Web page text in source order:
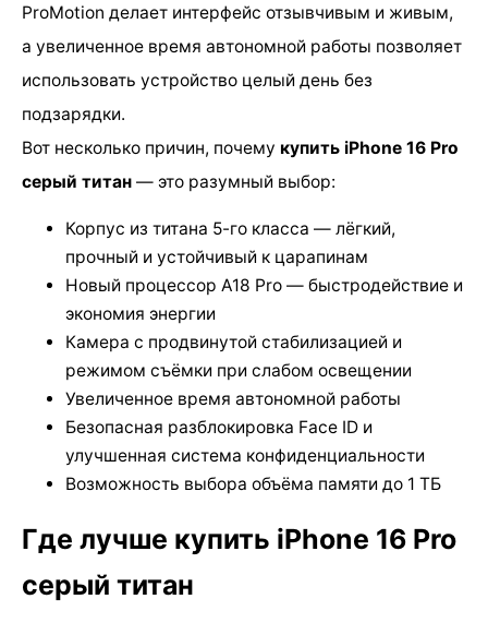
ProMotion делает интерфейс отзывчивым и живым,
а увеличенное время автономной работы позволяет
использовать устройство целый день без
подзарядки.
Вот несколько причин, почему купить iPhone 16 Pro
серый титан — это разумный выбор:
Корпус из титана 5-го класса — лёгкий,
прочный и устойчивый к царапинам
Новый процессор A18 Pro — быстродействие и
экономия энергии
Камера с продвинутой стабилизацией и
режимом съёмки при слабом освещении
Увеличенное время автономной работы
Безопасная разблокировка Face ID и
улучшенная система конфиденциальности
Возможность выбора объёма памяти до 1 ТБ
Где лучше купить iPhone 16 Pro
серый титан